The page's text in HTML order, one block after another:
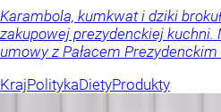
Karambola, kumkwat i dziki
zakupowej prezydenckiej kuchni.
umowy z Pałacem Prezydenckim
KrajPolitykaDietyProdukty